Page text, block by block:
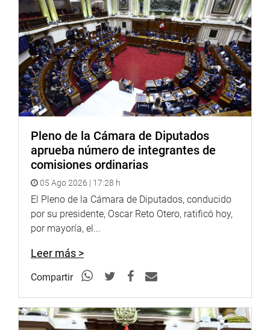
entidades pertinentes para que expliquen también “cómo
es posible que de la noche a la mañana una línea nueva,
como es la ‘Línea amarilla’, incrementan el precio del
peaje; tienen que darnos una explicación”, subrayó el
parlamentario. (JCHOY)
PRENSA CONGRESO
Pleno de la Cámara de Diputados
aprueba número de integrantes de
comisiones ordinarias
05 Ago 2026 | 17:28 h
El Pleno de la Cámara de Diputados, conducido
por su presidente, Oscar Reto Otero, ratificó hoy,
por mayoría, el...
Leer más >
Compartir